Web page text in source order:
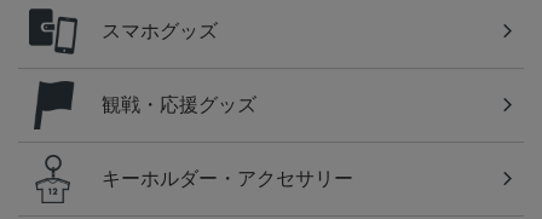
スマホグッズ
観戦・応援グッズ
キーホルダー・アクセサリー